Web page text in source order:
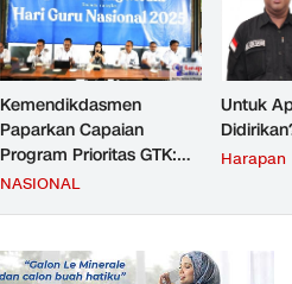
Kemendikdasmen
Paparkan Capaian
Program Prioritas GTK:
Kompetensi Meningkat,
NASIONAL
Untuk
Harapan